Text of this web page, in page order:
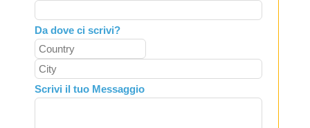
Da dove ci scrivi?
Scrivi il tuo Messaggio